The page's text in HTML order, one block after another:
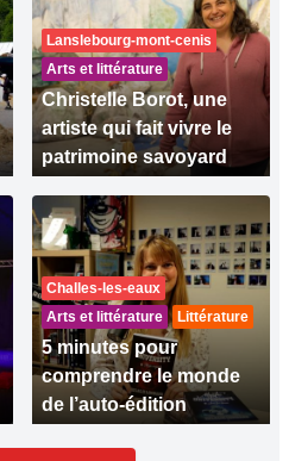
Lanslebourg-mont-cenis
Arts et littérature
Christelle Borot, une
artiste qui fait vivre le
patrimoine savoyard
Challes-les-eaux
Arts et littérature
Littérature
5 minutes pour
comprendre le monde
de l’auto-édition